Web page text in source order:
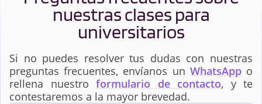
nuestras clases para
universitarios
Si no puedes resolver tus dudas con nuestras
preguntas frecuentes, envíanos un WhatsAppo
rellena nuestro formulario de contacto, y te
contestaremos a la mayor brevedad.